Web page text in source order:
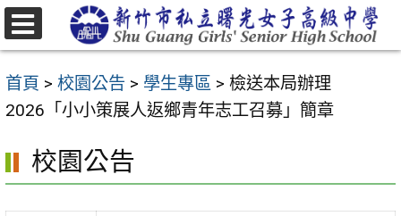
跳
至
要
內
區
首頁 > 校園公告 > 學生專區 > 檢送本局辦理
2026「小小策展人返鄉青年志工召募」簡章
校園公告
選
單